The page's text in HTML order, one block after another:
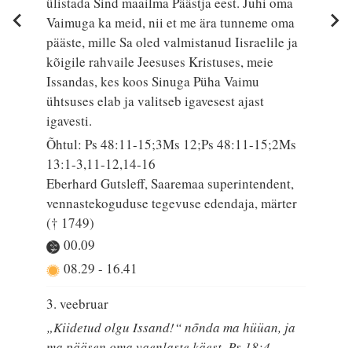
Vaimuga ka meid, nii et me ära tunneme oma
pääste, mille Sa oled valmistanud Iisraelile ja
kõigile rahvaile Jeesuses Kristuses, meie
Issandas, kes koos Sinuga Püha Vaimu
ühtsuses elab ja valitseb igavesest ajast
igavesti.
Õhtul: Ps 48:11-15;3Ms 12;Ps 48:11-15;2Ms
13:1-3,11-12,14-16
Eberhard Gutsleff, Saaremaa superintendent,
vennastekoguduse tegevuse edendaja, märter
(† 1749)
00.09
08.29- 16.41
3. veebruar
„Kiidetud olgu Issand!“ nõnda ma hüüan, ja